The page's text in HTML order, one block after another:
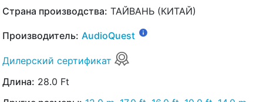
Страна производства: ТАЙВАНЬ (КИТАЙ)
Производитель: AudioQuest
Дилерский сертификат
Длина: 28.0 Ft